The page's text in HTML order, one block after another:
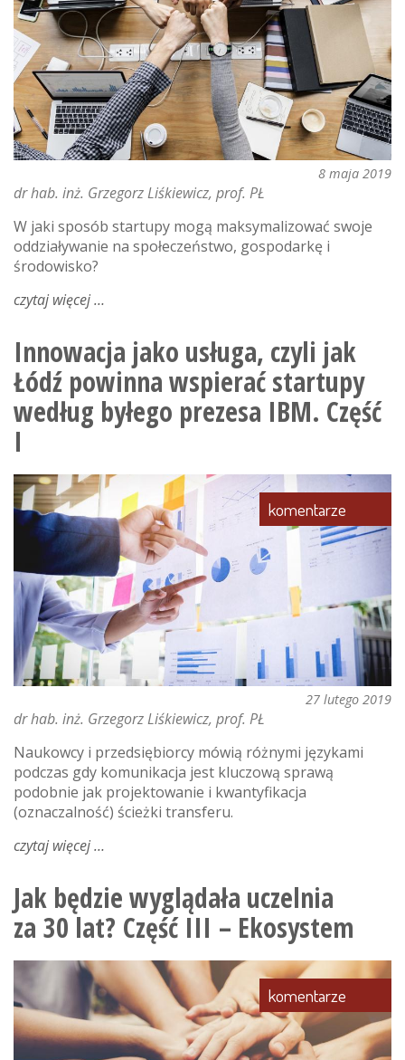
8 maja 2019
dr hab. inż. Grzegorz Liśkiewicz, prof. PŁ
W jaki sposób startupy mogą maksymalizować swoje
oddziaływanie na społeczeństwo, gospodarkę i
środowisko?
czytaj więcejo
jako
usługa,
czyli
jak
łódź
startupy
według
byłego
prezesa
ibm.
część
Innowacja jako usługa, czyli jak
Łódź powinna wspierać startupy
według byłego prezesa IBM. Część
I
komentarze
27 lutego 2019
dr hab. inż. Grzegorz Liśkiewicz, prof. PŁ
Naukowcy i przedsiębiorcy mówią różnymi językami
podczas gdy komunikacja jest kluczową sprawą
podobnie jak projektowanie i kwantyfikacja
(oznaczalność) ścieżki transferu.
czytaj więcejo
jako
usługa,
czyli
łódź
powinna
wspierać
startupy
według
Jak będzie wyglądała uczelnia
za 30 lat? Część III – Ekosystem
komentarze